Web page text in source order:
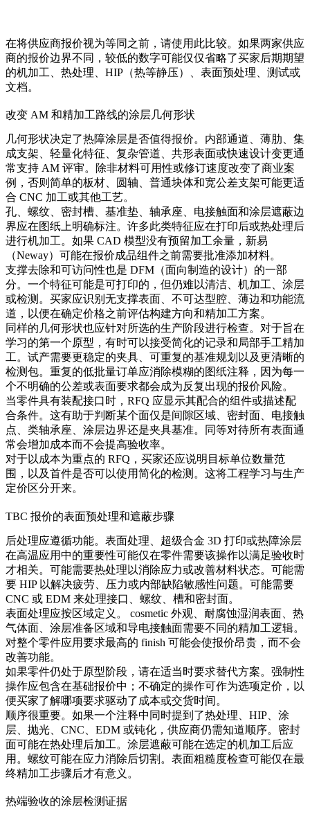
在将供应商报价视为等同之前，请使用此比较。如果两家供应
商的报价边界不同，较低的数字可能仅仅省略了买家后期期望
的机加工、热处理、HIP（热等静压）、表面预处理、测试或
文档。
改变 AM 和精加工路线的涂层几何形状
几何形状决定了热障涂层是否值得报价。内部通道、薄肋、集
成支架、轻量化特征、复杂管道、共形表面或快速设计变更通
常支持 AM 评审。除非材料可用性或修订速度改变了商业案
例，否则简单的板材、圆轴、普通块体和宽公差支架可能更适
合 CNC 加工或其他工艺。
孔、螺纹、密封槽、基准垫、轴承座、电接触面和涂层遮蔽边
界应在图纸上明确标注。许多此类特征应在打印后或热处理后
进行机加工。如果 CAD 模型没有预留加工余量，新易
（Neway）可能在报价成品组件之前需要批准添加材料。
支撑去除和可访问性也是 DFM（面向制造的设计）的一部
分。一个特征可能是可打印的，但仍难以清洁、机加工、涂层
或检测。买家应识别无支撑表面、不可达型腔、薄边和功能流
道，以便在确定价格之前评估构建方向和精加工方案。
同样的几何形状也应针对所选的生产阶段进行检查。对于旨在
学习的第一个原型，有时可以接受简化的记录和局部手工精加
工。试产需要更稳定的夹具、可重复的基准规划以及更清晰的
检测包。重复的低批量订单应消除模糊的图纸注释，因为每一
个不明确的公差或表面要求都会成为反复出现的报价风险。
当零件具有装配接口时，RFQ 应显示其配合的组件或描述配
合条件。这有助于判断某个面仅是间隙区域、密封面、电接触
点、类轴承座、涂层边界还是夹具基准。同等对待所有表面通
常会增加成本而不会提高验收率。
对于以成本为重点的 RFQ，买家还应说明目标单位数量范
围，以及首件是否可以使用简化的检测。这将工程学习与生产
定价区分开来。
TBC 报价的表面预处理和遮蔽步骤
后处理应遵循功能。 表面处理 超级合金 3D 打印或热障涂层
在高温应用中的重要性可能仅在零件需要该操作以满足验收时
才相关。可能需要热处理以消除应力或改善材料状态。可能需
要 HIP 以解决疲劳、压力或内部缺陷敏感性问题。可能需要
CNC 或 EDM 来处理接口、螺纹、槽和密封面。
表面处理应按区域定义。 cosmetic 外观、耐腐蚀湿润表面、热
气体面、涂层准备区域和导电接触面需要不同的精加工逻辑。
对整个零件应用要求最高的 finish 可能会使报价昂贵，而不会
改善功能。
如果零件仍处于原型阶段，请在适当时要求替代方案。强制性
操作应包含在基础报价中；不确定的操作可作为选项定价，以
便买家了解哪项要求驱动了成本或交货时间。
顺序很重要。如果一个注释中同时提到了热处理、HIP、涂
层、抛光、CNC、EDM 或钝化，供应商仍需知道顺序。密封
面可能在热处理后加工。涂层遮蔽可能在选定的机加工后应
用。螺纹可能在应力消除后切割。表面粗糙度检查可能仅在最
终精加工步骤后才有意义。
热端验收的涂层检测证据